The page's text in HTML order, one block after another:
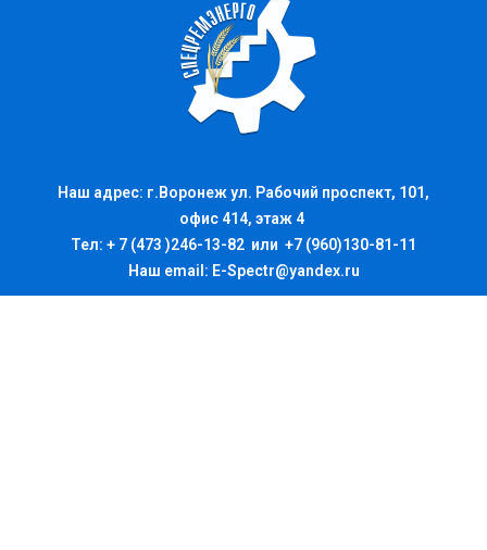
Наш адрес: г.Воронеж ул. Рабочий проспект, 101,
офис 414, этаж 4
Тел: + 7 (473 )246-13-82 или +7 (960)130-81-11
Наш email: E-Spectr@yandex.ru